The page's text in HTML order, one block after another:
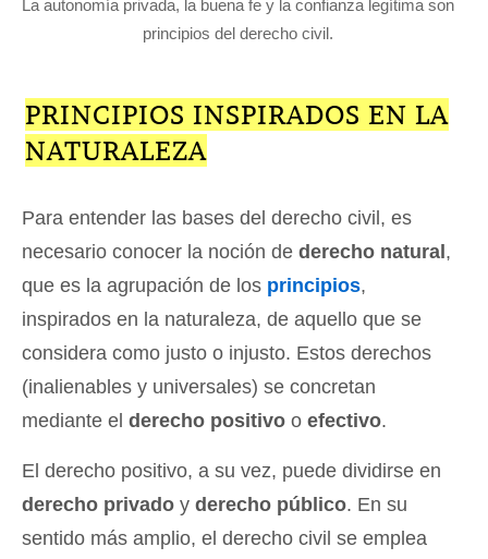
La autonomía privada, la buena fe y la confianza legítima son
principios del derecho civil.
PRINCIPIOS INSPIRADOS EN LA
NATURALEZA
Para entender las bases del derecho civil, es
necesario conocer la noción de derecho natural,
que es la agrupación de los principios,
inspirados en la naturaleza, de aquello que se
considera como justo o injusto. Estos derechos
(inalienables y universales) se concretan
mediante el derecho positivo o efectivo.
El derecho positivo, a su vez, puede dividirse en
derecho privado y derecho público. En su
sentido más amplio, el derecho civil se emplea